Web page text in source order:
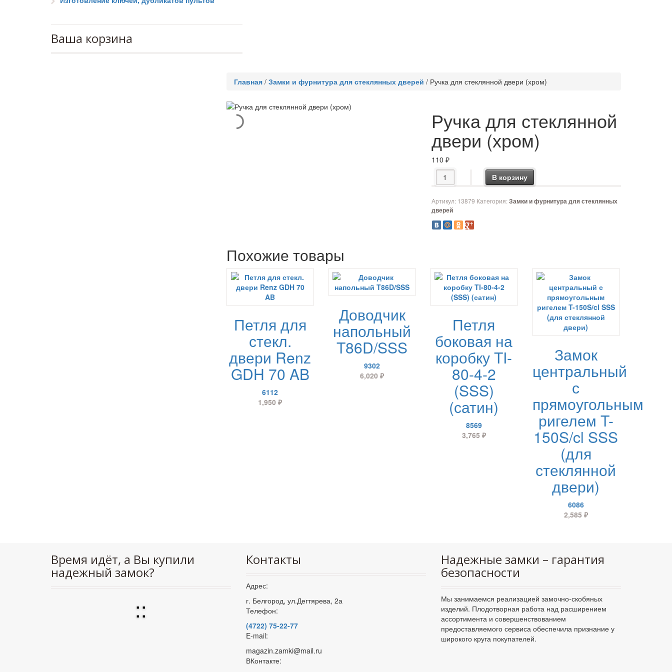
Ваша корзина
Главная / Замки и фурнитура для стеклянных дверей / Ручка для стеклянной двери (хром)
Ручка для стеклянной
двери (хром)
110₽
Количество товара Ручка для стеклянной двери (хром)
В корзину
Артикул: 13879 Категория:Замки и фурнитура для стеклянных
дверей
Похожие товары
Петля для
стекл.
двери Renz
GDH 70 AB
6112
1,950₽
Доводчик
напольный
T86D/SSS
9302
6,020 ₽
Петля
боковая на
коробку TI-
80-4-2
(SSS)
(сатин)
8569
3,765 ₽
Замок
центральный
с
прямоугольным
ригелем T-
150S/cl SSS
(для
стеклянной
двери)
6086
2,585 ₽
Время идёт, а Вы купили
надежный замок?
::
Контакты
Адрес:
г. Белгород, ул.Дегтярева, 2а
Телефон:
(4722) 75-22-77
E-mail:
magazin.zamki@mail.ru
ВКонтакте:
Надежные замки – гарантия
безопасности
Мы занимаемся реализацией замочно-скобяных
изделий. Плодотворная работа над расширением
ассортимента и совершенствованием
предоставляемого сервиса обеспечила признание у
широкого круга покупателей.